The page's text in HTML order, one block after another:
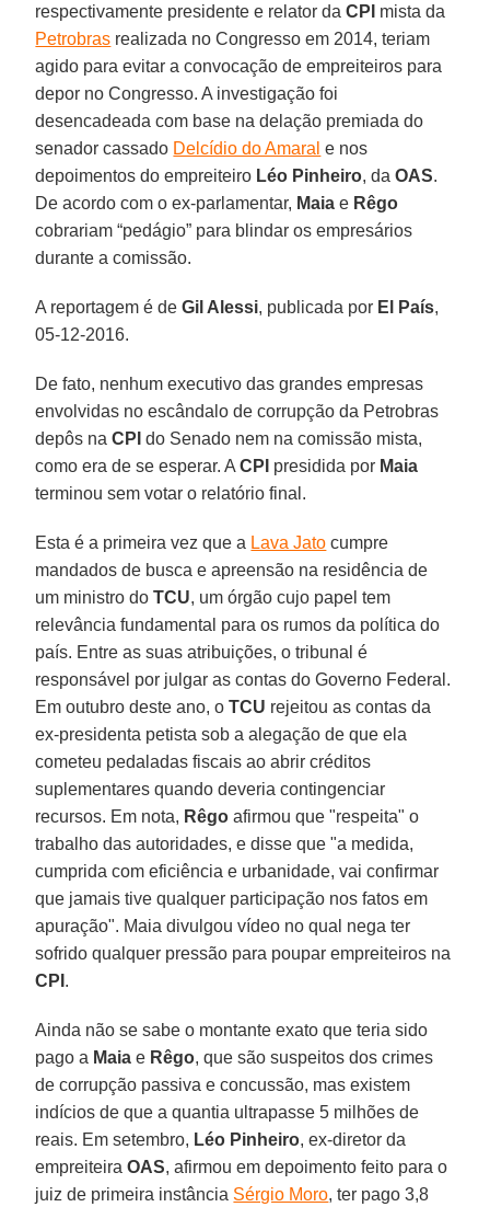
respectivamente presidente e relator daCPI mista da
Petrobras realizada no Congresso em 2014, teriam
agido para evitar a convocação de empreiteiros para
depor no Congresso. A investigação foi
desencadeada com base na delação premiada do
senador cassado Delcídio do Amaral e nos
depoimentos do empreiteiro Léo Pinheiro, daOAS.
De acordo com o ex-parlamentar, Maia e Rêgo
cobrariam “pedágio” para blindar os empresários
durante a comissão.
A reportagem é deGil Alessi, publicada por El País,
05-12-2016.
De fato, nenhum executivo das grandes empresas
envolvidas no escândalo de corrupção da Petrobras
depôs naCPI do Senado nem na comissão mista,
como era de se esperar. ACPI presidida por Maia
terminou sem votar o relatório final.
Esta é a primeira vez que a Lava Jato cumpre
mandados de busca e apreensão na residência de
um ministro doTCU, um órgão cujo papel tem
relevância fundamental para os rumos da política do
país. Entre as suas atribuições, o tribunal é
responsável por julgar as contas do Governo Federal.
Em outubro deste ano, oTCU rejeitou as contas da
ex-presidenta petista sob a alegação de que ela
cometeu pedaladas fiscais ao abrir créditos
suplementares quando deveria contingenciar
recursos. Em nota, Rêgo afirmou que "respeita" o
trabalho das autoridades, e disse que "a medida,
cumprida com eficiência e urbanidade, vai confirmar
que jamais tive qualquer participação nos fatos em
apuração". Maia divulgou vídeo no qual nega ter
sofrido qualquer pressão para poupar empreiteiros na
CPI .
Ainda não se sabe o montante exato que teria sido
pago a Maia e Rêgo, que são suspeitos dos crimes
de corrupção passiva e concussão, mas existem
indícios de que a quantia ultrapasse 5 milhões de
reais. Em setembro, Léo Pinheiro, ex-diretor da
empreiteiraOAS, afirmou em depoimento feito para o
juiz de primeira instância Sérgio Moro, ter pago 3,8